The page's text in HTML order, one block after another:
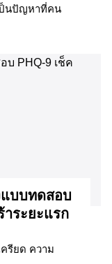
ป็นปัญหาที่คน
แบบทดสอบ
าระยะแรก
รียด ความ